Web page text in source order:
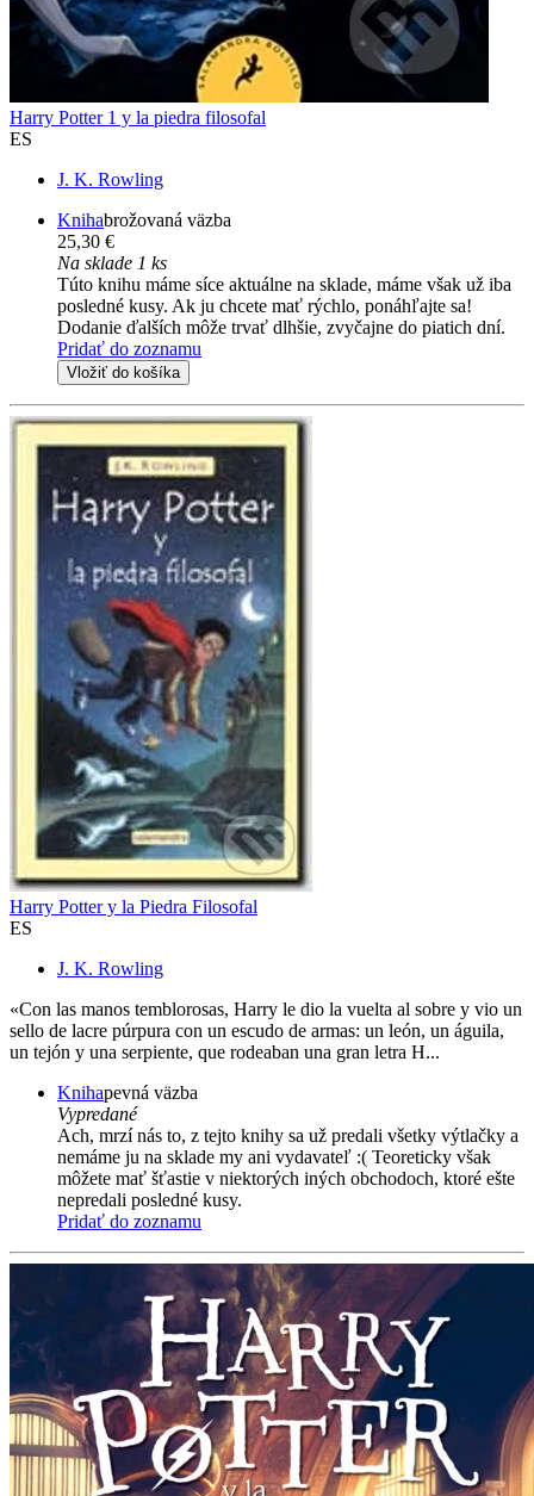
Harry Potter 1 y la piedra filosofal
ES
J. K. Rowling
Knihabrožovaná väzba
25,30 €
Na sklade 1 ks
Túto knihu máme síce aktuálne na sklade, máme však už iba
posledné kusy. Ak ju chcete mať rýchlo, ponáhľajte sa!
Dodanie ďalších môže trvať dlhšie, zvyčajne do piatich dní.
Pridať do zoznamu
Vložiť do košíka
Harry Potter y la Piedra Filosofal
ES
J. K. Rowling
«Con las manos temblorosas, Harry le dio la vuelta al sobre y vio un
sello de lacre púrpura con un escudo de armas: un león, un águila,
un tejón y una serpiente, que rodeaban una gran letra H...
Knihapevná väzba
Vypredané
Ach, mrzí nás to, z tejto knihy sa už predali všetky výtlačky a
nemáme ju na sklade my ani vydavateľ :( Teoreticky však
môžete mať šťastie v niektorých iných obchodoch, ktoré ešte
nepredali posledné kusy.
Pridať do zoznamu